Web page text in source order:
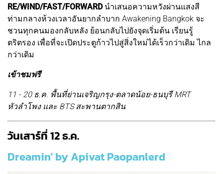
RE/WIND/FAST/FORWARDนำเสนอความหวังผ่านแสงสี
ท่ามกลางห้วงเวลาอันยากลำบาก Awakening Bangkok จะ
ชวนทุกคนมองกลับหลัง ย้อนกลับไปยังจุดเริ่มต้น เรียนรู้
ตริตรอง เพื่อที่จะเปิดประตูก้าวไปสู่สิ่งใหม่ได้เร็วกว่าเดิม ไกล
กว่าเดิม
เข้าชมฟรี
11 - 20 ธ.ค. พื้นที่ย่านเจริญกรุง-ตลาดน้อย-ธนบุรี MRT
หัวลำโพง และ BTS สะพานตากสิน
วันเสาร์ที่ 12 ธ.ค.
Dreamin' by Apivat Paopanlerd